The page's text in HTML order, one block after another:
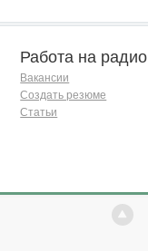
Работа на радио
Вакансии
Создать резюме
Статьи